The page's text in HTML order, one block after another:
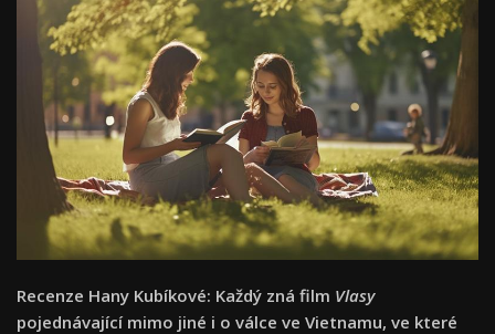
Recenze Hany Kubíkové: Každý zná film Vlasy
pojednávající mimo jiné i o válce ve Vietnamu, ve které